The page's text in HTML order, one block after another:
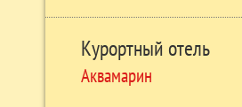
Курортный отель
Аквамарин